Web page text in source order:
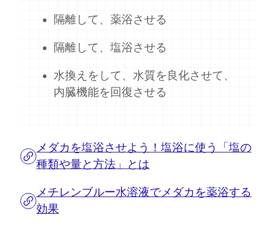
隔離して、薬浴させる
隔離して、塩浴させる
水換えをして、水質を良化させて、
内臓機能を回復させる
メダカを塩浴させよう！塩浴に使う「塩の
種類や量と方法」とは
メチレンブルー水溶液でメダカを薬浴する
効果